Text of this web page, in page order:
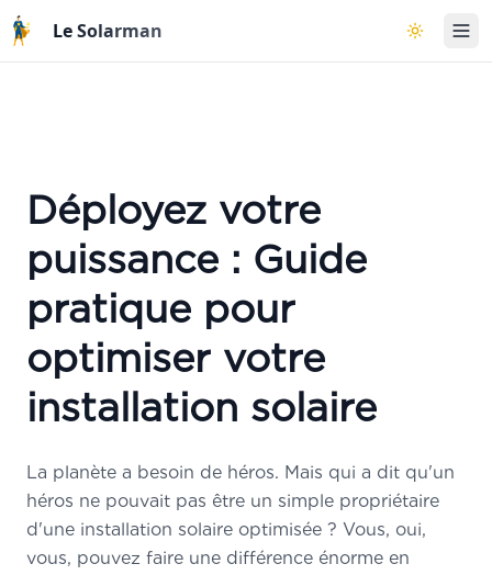
Aller au contenu principal
Le Solarman Basculer
Déployez votre
puissance : Guide
pratique pour
optimiser votre
installation solaire
La planète a besoin de héros. Mais qui a dit qu'un
héros ne pouvait pas être un simple propriétaire
d'une installation solaire optimisée ? Vous, oui,
vous, pouvez faire une différence énorme en